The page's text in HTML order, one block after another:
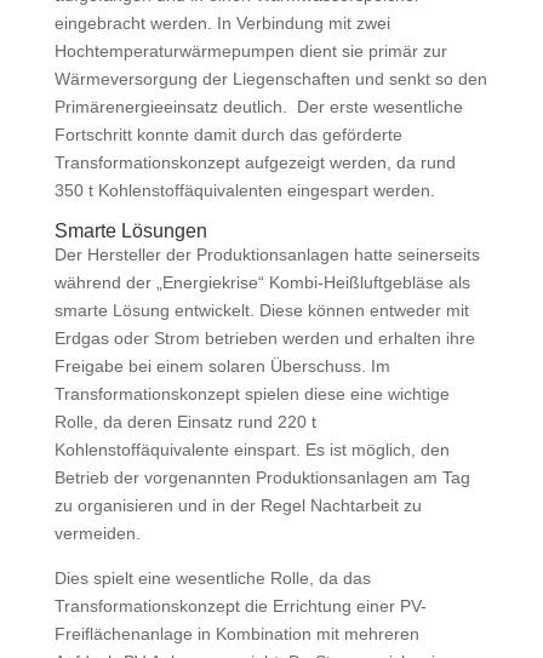
eingebracht werden. In Verbindung mit zwei
Hochtemperaturwärmepumpen dient sie primär zur
Wärmeversorgung der Liegenschaften und senkt so den
Primärenergieeinsatz deutlich. Der erste wesentliche
Fortschritt konnte damit durch das geförderte
Transformationskonzept aufgezeigt werden, da rund
350 t Kohlenstoffäquivalenten eingespart werden.
Smarte Lösungen
Der Hersteller der Produktionsanlagen hatte seinerseits
während der „Energiekrise“ Kombi-Heißluftgebläse als
smarte Lösung entwickelt. Diese können entweder mit
Erdgas oder Strom betrieben werden und erhalten ihre
Freigabe bei einem solaren Überschuss. Im
Transformationskonzept spielen diese eine wichtige
Rolle, da deren Einsatz rund 220 t
Kohlenstoffäquivalente einspart. Es ist möglich, den
Betrieb der vorgenannten Produktionsanlagen am Tag
zu organisieren und in der Regel Nachtarbeit zu
vermeiden.
Dies spielt eine wesentliche Rolle, da das
Transformationskonzept die Errichtung einer PV-
Freiflächenanlage in Kombination mit mehreren